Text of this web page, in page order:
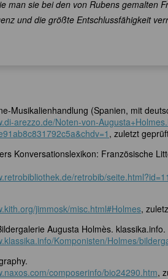
man sie bei den von Rubens gemalten
und die größte Entschlussfähigkeit
Musikalienhandlung (Spanien, mit
arezzo.de/Noten-von-
, zuletzt
Konversationslexikon: Französische
retrobib/
jimmosk/misc.html#Holmes,
Augusta Holmès. klassika.info.
Komponisten/Holmes/
composerinfo/bio24290.htm,